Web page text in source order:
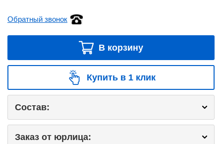
Обратный звонок
В корзину
Купить в 1 клик
Состав:
Заказ от юрлица: